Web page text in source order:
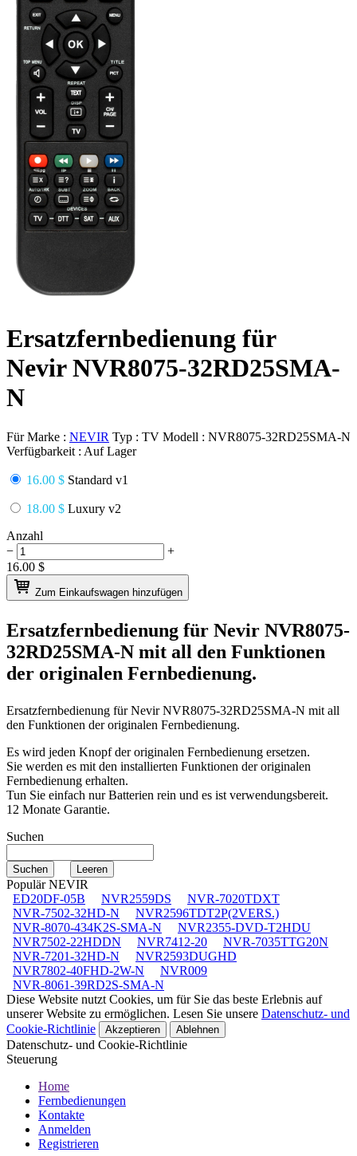
Ersatzfernbedienung für
Nevir NVR8075-32RD25SMA-
N
Für Marke : NEVIR Typ : TV Modell : NVR8075-32RD25SMA-N
Verfügbarkeit : Auf Lager
16.00 $ Standard v1
18.00 $ Luxury v2
Anzahl
−
+
16.00 $
Zum Einkaufswagen hinzufügen
Ersatzfernbedienung für Nevir NVR8075-
32RD25SMA-N mit all den Funktionen
der originalen Fernbedienung.
Ersatzfernbedienung fürNevir NVR8075-32RD25SMA-N mit all
den Funktionen der originalen Fernbedienung.
Es wird jeden Knopf der originalen Fernbedienung ersetzen.
Sie werden es mit den installierten Funktionen der originalen
Fernbedienung erhalten.
Tun Sie einfach nur Batterien rein und es ist verwendungsbereit.
12 Monate Garantie.
Suchen
Populär NEVIR
ED20DF-05B
NVR2559DS
NVR-7020TDXT
NVR-7502-32HD-N
NVR2596TDT2P(2VERS.)
NVR-8070-434K2S-SMA-N
NVR2355-DVD-T2HDU
NVR7502-22HDDN
NVR7412-20
NVR-7035TTG20N
NVR-7201-32HD-N
NVR2593DUGHD
NVR7802-40FHD-2W-N
NVR009
NVR-8061-39RD2S-SMA-N
Diese Website nutzt Cookies, um für Sie das beste Erlebnis auf
unserer Website zu ermöglichen. Lesen Sie unsere Datenschutz- und
Cookie-Richtlinie
Akzeptieren Ablehnen
Datenschutz- und Cookie-Richtlinie
Steuerung
Home
Fernbedienungen
Kontakte
Anmelden
Registrieren